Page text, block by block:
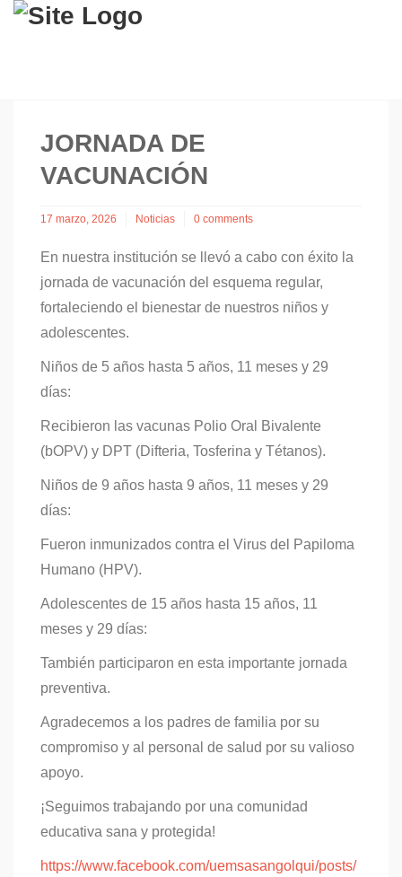
JORNADA DE
VACUNACIÓN
17 marzo, 2026 Noticias 0 comments
En nuestra institución se llevó a cabo con éxito la
jornada de vacunación del esquema regular,
fortaleciendo el bienestar de nuestros niños y
adolescentes.
Niños de 5 años hasta 5 años, 11 meses y 29
días:
Recibieron las vacunas Polio Oral Bivalente
(bOPV) y DPT (Difteria, Tosferina y Tétanos).
Niños de 9 años hasta 9 años, 11 meses y 29
días:
Fueron inmunizados contra el Virus del Papiloma
Humano (HPV).
Adolescentes de 15 años hasta 15 años, 11
meses y 29 días:
También participaron en esta importante jornada
preventiva.
Agradecemos a los padres de familia por su
compromiso y al personal de salud por su valioso
apoyo.
¡Seguimos trabajando por una comunidad
educativa sana y protegida!
https://www.facebook.com/uemsasangolqui/posts/